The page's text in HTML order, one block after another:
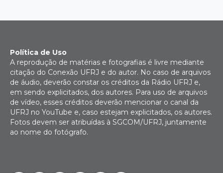
Política de Uso
A reprodução de matérias e fotografias é livre mediante
citação do Conexão UFRJ e do autor. No caso de arquivos
de áudio, deverão constar os créditos da Rádio UFRJ e,
em sendo explicitados, dos autores. Para uso de arquivos
de vídeo, esses créditos deverão mencionar o canal da
UFRJ no YouTube e, caso estejam explicitados, os autores.
Fotos devem ser atribuídas à SGCOM/UFRJ, juntamente
ao nome do fotógrafo.